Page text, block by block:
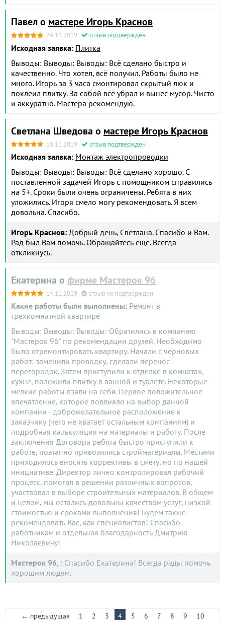
Павел о мастере Игорь Краснов
24.11.2019 отзыв подтвержден
Исходная заявка: Плитка
Выводы: Выводы: Выводы: Всё сделано быстро и
качественно. Что хотел, всё получил. Работы было не
много. Игорь за 3 часа смонтировал скрытый люк и
поклеил плитку. За собой всё убрал и вынес мусор. Чисто
и аккуратно. Мастера рекомендую.
Светлана Шведова о мастере Игорь Краснов
18.11.2019 отзыв подтвержден
Исходная заявка: Монтаж электропроводки
Выводы: Выводы: Выводы: Всё сделано хорошо. С
поставленной задачей Игорь с помощником справились
на 5+. Сроки были очень ограничены. Ребята в них
уложились. Игоря смело могу рекомендовать. Я всем
довольна. Спасибо.
Игорь Краснов: Добрый день, Светлана. Спасибо и Вам.
Рад был Вам помочь. Обращайтесь ещё. Всегда
откликнусь.
Екатерина о фирме Мастерок 96
14.11.2019 отзыв не подтвержден
Какие работы были выполнены: Ремонт в
трехкомнатной квартире
Выводы: Выводы: Выводы: Обратились в компанию
"Мастерок 96" по рекомендации друзей. Необходимо
было отремонтировать квартиру. Начали с черновых
работ: заменили проводку, сделали перенос
перегородок. Затем приступили к отделке в комнатах,
кухне, положили плитку в ванной и туалете. Некоторые
мелкие работы взяли на себя. Первое положительное
впечатление, которое повлияло на выбор данной
компании - доброжелательное расположение к
заказчику (чего не хватает остальным компаниям) и
подробная калькуляция на материалы и работу. После
заключения Договора ребята быстро приступили к
работе, поэтапно привозились стройматериалы. Местами
приходилось вносить коррективы в смету, но по нашей
инициативе. Директор лично контролировал рабочий
процесс, помогал в решении различных вопросов,
участвовал в выборе строительных материалов. В общем
и целом, мы остались довольны качеством услуг, низкой
стоимостью и сроками выполнения! Будем также
рекомендовать Вас, как специалистов! Спасибо
работникам и отдельная благодарность Дмитрию
Николаевичу!
Мастерок 96, : Спасибо Екатерина! Всегда рады помочь
хорошим людям.
← предыдущая 1 2 3 4 5 6 7 8 9 10